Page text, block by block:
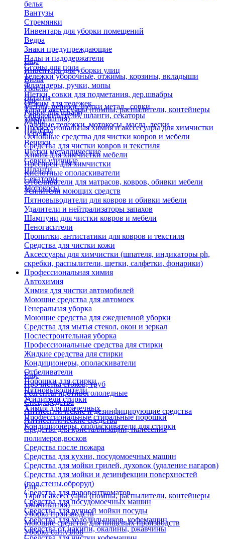
белья
Вантузы
Стремянки
Инвентарь для уборки помещений
Ведра
Знаки предупреждающие
Пады и падодержатели
Сгоны для пола
Тележки уборочные, отжимы, корзины, вкладыши
Флаундеры, ручки, мопы
Щетки, совки для подметания, дер.швабры
Отжим для тележек
Ручки для швабр
Мопы
Швабры
Еще
Инвентарь для уборки улиц
Вилы
Грабли
Лопаты
Метлы, веники, щетки метал., совки
Опрыскиватели, шланги, секаторы
Садовые тележки, мотокосы, масла, лески
Черенки
Веники
Щетки металлические
Совки уличные
Шланги
Секаторы
Мотокосы
Еще
Тара и аксессуары (помпы, распылители, контейнеры
замачивания)
Профессиональная химия и акссесуары для химчистки
Основные средства для чистки ковров и мебели
Средства для чистки ковров и текстиля
Химия для химчистки мебели
Преспреи для химчистки
Кислотные ополаскиватели
Отбеливатели для матрасов, ковров, обивки мебели
Усилители моющих средств
Пятновыводители для ковров и обивки мебели
Удалители и нейтрализаторы запахов
Шампуни для чистки ковров и мебели
Пеногасители
Пропитки, антистатики для ковров и текстиля
Средства для чистки кожи
Аксессуары для химчистки (шпателя, индикаторы ph,
скребки, распылители, щетки, салфетки, фонарики)
Профессиональная химия
Автохимия
Химия для чистки автомобилей
Моющие средства для автомоек
Генеральная уборка
Моющие средства для ежедневной уборки
Средства для мытья стекол, окон и зеркал
Послестроительная уборка
Профессиональные средства для стирки
Жидкие средства для стирки
Кондиционеры, ополаскиватели
Отбеливатели
Порошки для стирки
Пятновыводители
Усилители стирки
Химия для прачечных
Профессиональные стиральные порошки
Кондиционеры, ополаскиватели для стирки
Еще
Прочистка стоков, труб
Реагенты противогололедные
Спец.средства
Антисептические и дезинфицирующие средства
Антисептические средства
Средства для кристаллизации, нанесения
полимеров,восков
Средства после пожара
Средства для кухни, посудомоечных машин
Средства для мойки грилей, духовок (удаление нагаров)
Средства для мойки и дезинфекции поверхностей
(пол,стены,оброруд)
Средства для паровенткоматов
Средства для посудомоечных машин
Средства для ручной мойки посуды
Средства для холодильников, кофемашин
Средства от накипи, окалины, ржавчины
Еще
Тара и аксессуары (помпы, распылители, контейнеры
замачивания)
Уборка производств
Моющие средства для пищевых производств
Уборка сан.узлов